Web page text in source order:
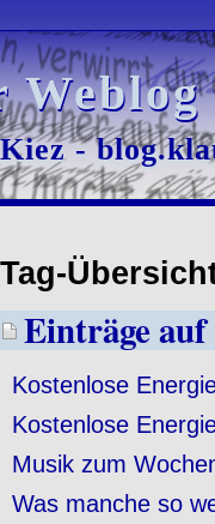
-
-
Tag-
Einträge
Kostenlose
Kostenlose
Musik zum
Was manche so